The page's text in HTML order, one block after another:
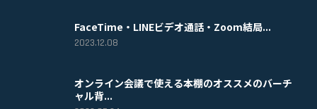
FaceTime・LINEビデオ通話・Zoom結局...
2023.12.08
オンライン会議で使える本棚のオススメのバーチ
ャル背...